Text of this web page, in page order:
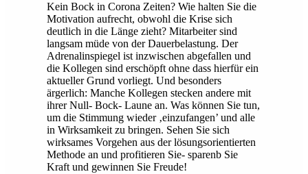
Kein Bock in Corona Zeiten? Wie halten Sie die
Motivation aufrecht, obwohl die Krise sich
deutlich in die Länge zieht? Mitarbeiter sind
langsam müde von der Dauerbelastung. Der
Adrenalinspiegel ist inzwischen abgefallen und
die Kollegen sind erschöpft ohne dass hierfür ein
aktueller Grund vorliegt. Und besonders
ärgerlich: Manche Kollegen stecken andere mit
ihrer Null- Bock- Laune an. Was können Sie tun,
um die Stimmung wieder ‚einzufangen’ und alle
in Wirksamkeit zu bringen. Sehen Sie sich
wirksames Vorgehen aus der lösungsorientierten
Methode an und profitieren Sie- sparenb Sie
Kraft und gewinnen Sie Freude!